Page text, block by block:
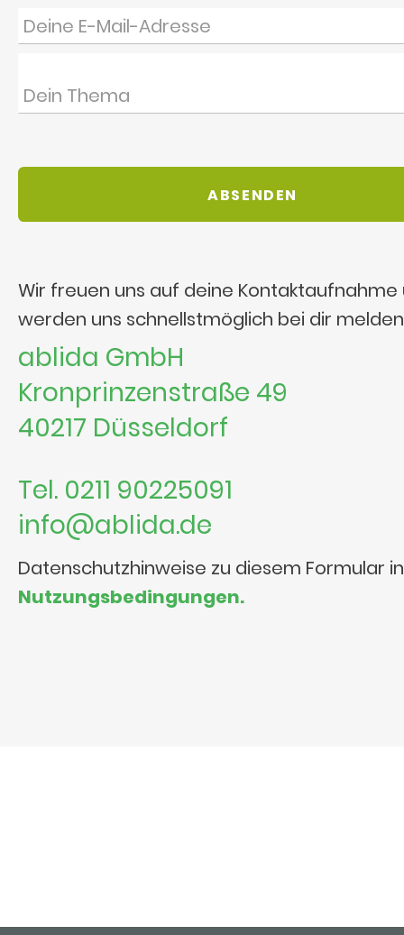
Wir freuen uns auf deine Kontaktaufnahme
werden uns schnellstmöglich bei dir
ablida GmbH
Kronprinzenstraße 49
40217 Düsseldorf
Tel. 0211 90225091
info@ablida.de
Datenschutzhinweise zu diesem Formular
Nutzungsbedingungen.